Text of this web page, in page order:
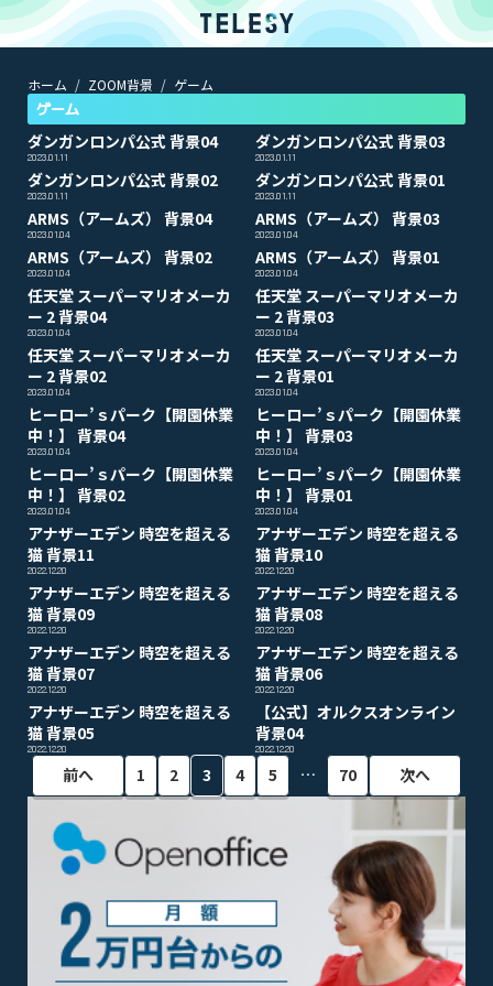
コラム
ZOOM背景
TELESYについて
@telesy
ホーム ZOOM背景 ゲーム
ゲーム
ダンガンロンパ公式 背景04
2023.01.11
ダンガンロンパ公式 背景03
2023.01.11
ダンガンロンパ公式 背景02
2023.01.11
ダンガンロンパ公式 背景01
2023.01.11
ARMS（アームズ） 背景04
2023.01.04
ARMS（アームズ） 背景03
2023.01.04
ARMS（アームズ） 背景02
2023.01.04
ARMS（アームズ） 背景01
2023.01.04
任天堂 スーパーマリオメーカ
ー 2 背景04
2023.01.04
任天堂 スーパーマリオメーカ
ー 2 背景03
2023.01.04
任天堂 スーパーマリオメーカ
ー 2 背景02
2023.01.04
任天堂 スーパーマリオメーカ
ー 2 背景01
2023.01.04
ヒーロー’ｓパーク【開園休業
中！】 背景04
2023.01.04
ヒーロー’ｓパーク【開園休業
中！】 背景03
2023.01.04
ヒーロー’ｓパーク【開園休業
中！】 背景02
2023.01.04
ヒーロー’ｓパーク【開園休業
中！】 背景01
2023.01.04
アナザーエデン 時空を超える
猫 背景11
2022.12.20
アナザーエデン 時空を超える
猫 背景10
2022.12.20
アナザーエデン 時空を超える
猫 背景09
2022.12.20
アナザーエデン 時空を超える
猫 背景08
2022.12.20
アナザーエデン 時空を超える
猫 背景07
2022.12.20
アナザーエデン 時空を超える
猫 背景06
2022.12.20
アナザーエデン 時空を超える
猫 背景05
2022.12.20
【公式】オルクスオンライン
背景04
2022.12.20
前へ 1 2 3 4 5 … 70 次へ